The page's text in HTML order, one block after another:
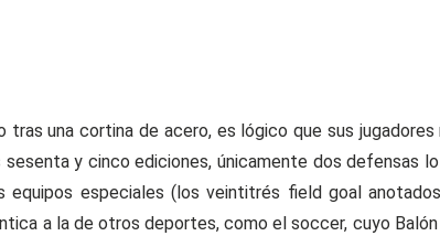
una cortina de acero, es lógico que sus jugadores
y cinco ediciones, únicamente dos defensas
equipos especiales (los veintitrés field goal
a la de otros deportes, como el soccer, cuyo